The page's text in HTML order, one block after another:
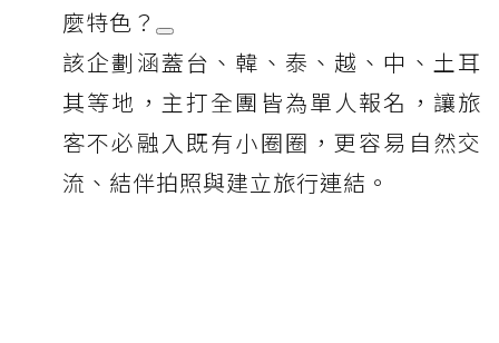
麼特色？
該企劃涵蓋台、韓、泰、越、中、土耳
其等地，主打全團皆為單人報名，讓旅
客不必融入既有小圈圈，更容易自然交
流、結伴拍照與建立旅行連結。